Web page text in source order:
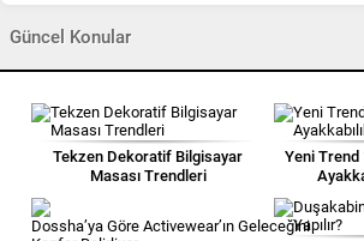
Güncel Konular
Tekzen Dekoratif Bilgisayar
Masası Trendleri
Yeni Trend